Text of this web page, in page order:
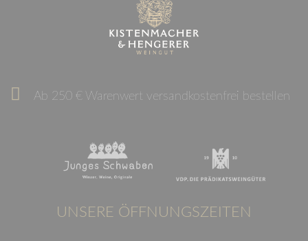
Ab 250 € Warenwert versandkostenfrei bestellen
UNSERE ÖFFNUNGSZEITEN